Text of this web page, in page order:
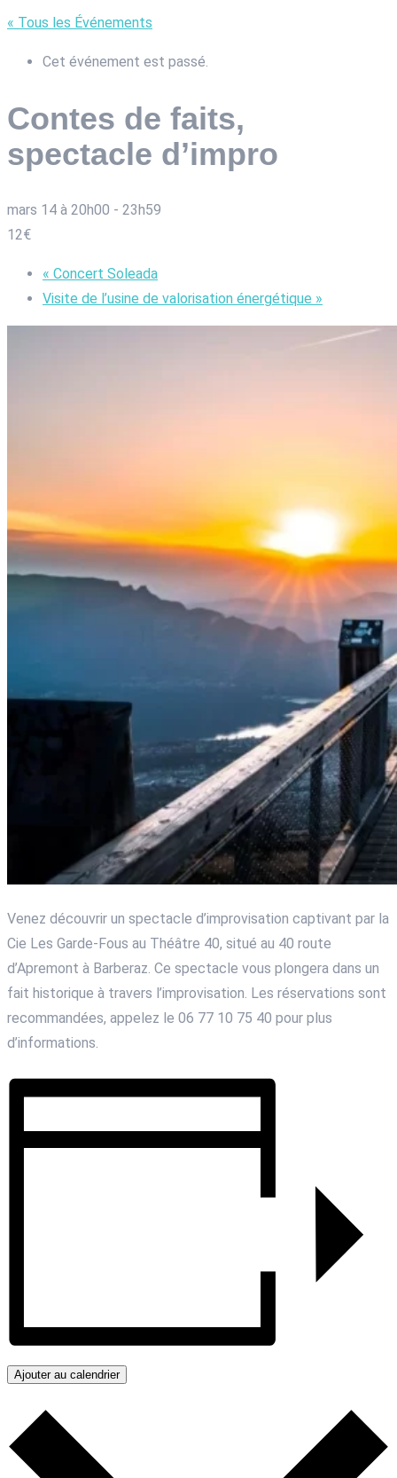
« Tous les Événements
Cet événement est passé.
Contes de faits,
spectacle d’impro
mars 14 à 20h00 - 23h59
12€
« Concert Soleada
Visite de l’usine de valorisation énergétique »
Venez découvrir un spectacle d’improvisation captivant par la
Cie Les Garde-Fous au Théâtre 40, situé au 40 route
d’Apremont à Barberaz. Ce spectacle vous plongera dans un
fait historique à travers l’improvisation. Les réservations sont
recommandées, appelez le 06 77 10 75 40 pour plus
d’informations.
Ajouter au calendrier